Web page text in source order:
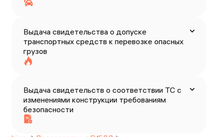
Выдача свидетельства о допуске
транспортных средств к перевозке опасных
грузов
Выдача свидетельств о соответствии ТС с
изменениями конструкции требованиям
безопасности